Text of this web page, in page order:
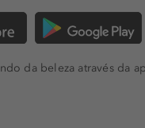
da beleza através da